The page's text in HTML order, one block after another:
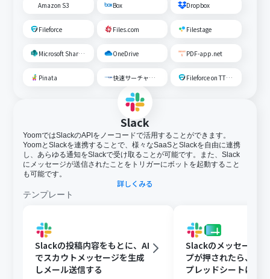
Amazon S3 Box Dropbox
Fileforce Files.com Filestage
Microsoft SharePoint OneDrive PDF-app.net
Pinata 快速サーチャーGX Fileforce on TTS Cloud
Slack
YoomではSlackのAPIをノーコードで活用することができます。
YoomとSlackを連携することで、様々なSaaSとSlackを自由に連携
し、あらゆる通知をSlackで受け取ることが可能です。また、Slack
にメッセージが送信されたことをトリガーにボットを起動すること
も可能です。
詳しくみる
テンプレート
Slackの投稿内容をもとに、AI
でスカウトメッセージを生成
しメール送信する
Slackのメッセージに
プが押されたら、
プレッドシートにメ